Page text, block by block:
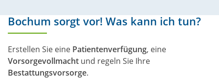
Bochum sorgt vor! Was kann ich tun?
Erstellen Sie eine Patientenverfügung, eine
Vorsorgevollmacht und regeln Sie Ihre
Bestattungsvorsorge.